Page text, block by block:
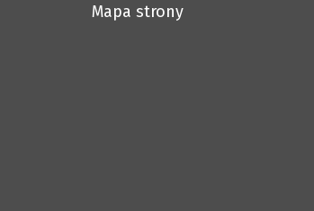
Mapa strony